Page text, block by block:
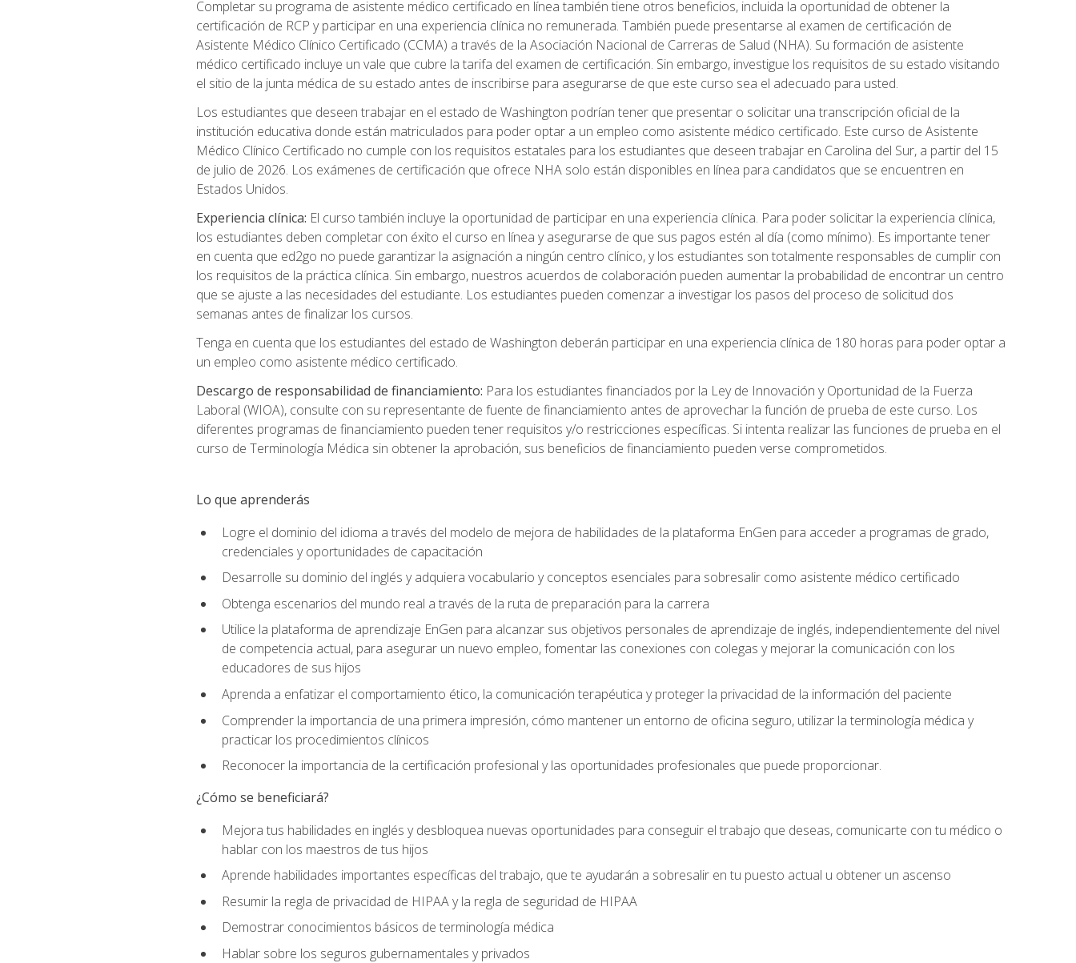
Completar su programa de asistente médico certificado en línea también tiene otros beneficios, incluida la oportunidad de obtener la
certificación de RCP y participar en una experiencia clínica no remunerada. También puede presentarse al examen de certificación de
Asistente Médico Clínico Certificado (CCMA) a través de la Asociación Nacional de Carreras de Salud (NHA). Su formación de asistente
médico certificado incluye un vale que cubre la tarifa del examen de certificación. Sin embargo, investigue los requisitos de su estado visitando
el sitio de la junta médica de su estado antes de inscribirse para asegurarse de que este curso sea el adecuado para usted.
Los estudiantes que deseen trabajar en el estado de Washington podrían tener que presentar o solicitar una transcripción oficial de la
institución educativa donde están matriculados para poder optar a un empleo como asistente médico certificado. Este curso de Asistente
Médico Clínico Certificado no cumple con los requisitos estatales para los estudiantes que deseen trabajar en Carolina del Sur, a partir del 15
de julio de 2026. Los exámenes de certificación que ofrece NHA solo están disponibles en línea para candidatos que se encuentren en
Estados Unidos.
Experiencia clínica: El curso también incluye la oportunidad de participar en una experiencia clínica. Para poder solicitar la experiencia clínica,
los estudiantes deben completar con éxito el curso en línea y asegurarse de que sus pagos estén al día (como mínimo). Es importante tener
en cuenta que ed2go no puede garantizar la asignación a ningún centro clínico, y los estudiantes son totalmente responsables de cumplir con
los requisitos de la práctica clínica. Sin embargo, nuestros acuerdos de colaboración pueden aumentar la probabilidad de encontrar un centro
que se ajuste a las necesidades del estudiante. Los estudiantes pueden comenzar a investigar los pasos del proceso de solicitud dos
semanas antes de finalizar los cursos.
Tenga en cuenta que los estudiantes del estado de Washington deberán participar en una experiencia clínica de 180 horas para poder optar a
un empleo como asistente médico certificado.
Descargo de responsabilidad de financiamiento: Para los estudiantes financiados por la Ley de Innovación y Oportunidad de la Fuerza
Laboral (WIOA), consulte con su representante de fuente de financiamiento antes de aprovechar la función de prueba de este curso. Los
diferentes programas de financiamiento pueden tener requisitos y/o restricciones específicas. Si intenta realizar las funciones de prueba en el
curso de Terminología Médica sin obtener la aprobación, sus beneficios de financiamiento pueden verse comprometidos.
Lo que aprenderás
Logre el dominio del idioma a través del modelo de mejora de habilidades de la plataforma EnGen para acceder a programas de grado,
credenciales y oportunidades de capacitación
Desarrolle su dominio del inglés y adquiera vocabulario y conceptos esenciales para sobresalir como asistente médico certificado
Obtenga escenarios del mundo real a través de la ruta de preparación para la carrera
Utilice la plataforma de aprendizaje EnGen para alcanzar sus objetivos personales de aprendizaje de inglés, independientemente del nivel
de competencia actual, para asegurar un nuevo empleo, fomentar las conexiones con colegas y mejorar la comunicación con los
educadores de sus hijos
Aprenda a enfatizar el comportamiento ético, la comunicación terapéutica y proteger la privacidad de la información del paciente
Comprender la importancia de una primera impresión, cómo mantener un entorno de oficina seguro, utilizar la terminología médica y
practicar los procedimientos clínicos
Reconocer la importancia de la certificación profesional y las oportunidades profesionales que puede proporcionar.
¿Cómo se beneficiará?
Mejora tus habilidades en inglés y desbloquea nuevas oportunidades para conseguir el trabajo que deseas, comunicarte con tu médico o
hablar con los maestros de tus hijos
Aprende habilidades importantes específicas del trabajo, que te ayudarán a sobresalir en tu puesto actual u obtener un ascenso
Resumir la regla de privacidad de HIPAA y la regla de seguridad de HIPAA
Demostrar conocimientos básicos de terminología médica
Hablar sobre los seguros gubernamentales y privados